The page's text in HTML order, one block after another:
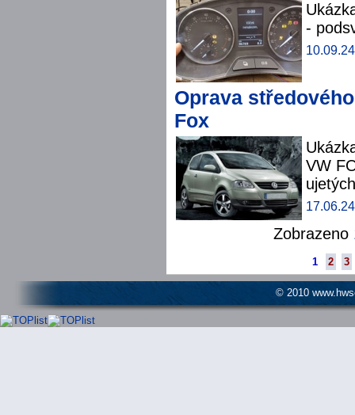
-
Oprava
Fox
VW
Zobrazeno
1 2 3
© 2010